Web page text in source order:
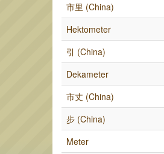
市里 (China)
Hektometer
引 (China)
Dekameter
市丈 (China)
步 (China)
Meter